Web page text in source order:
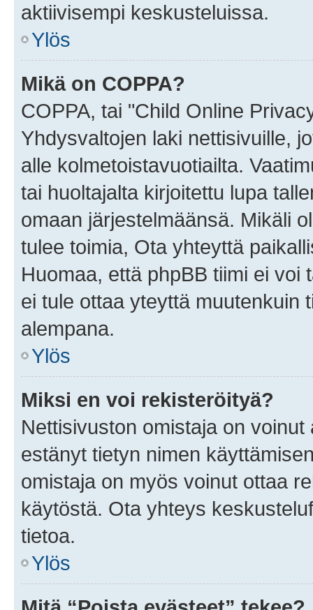
aktiivisempi keskusteluissa.
Ylös
Mikä on COPPA?
COPPA, tai "Child Online
Yhdysvaltojen laki nettisivuille,
alle kolmetoistavuotiailta.
tai huoltajalta kirjoitettu lupa
omaan järjestelmäänsä. Mikäli
tulee toimia, Ota yhteyttä
Huomaa, että phpBB tiimi ei
ei tule ottaa yteyttä muutenkuin
alempana.
Ylös
Miksi en voi rekisteröityä?
Nettisivuston omistaja on
estänyt tietyn nimen
omistaja on myös voinut ottaa
käytöstä. Ota yhteys
tietoa.
Ylös